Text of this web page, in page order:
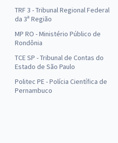
TRF 3 - Tribunal Regional Federal
da 3ª Região
MP RO - Ministério Público de
Rondônia
TCE SP - Tribunal de Contas do
Estado de São Paulo
Politec PE - Polícia Científica de
Pernambuco